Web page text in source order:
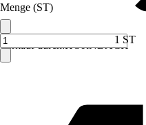
Verkauf durch:HORNBACH
Menge (ST)
1 ST